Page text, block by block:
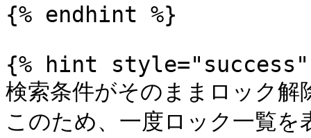
{% endhint %}
{% hint style="success"
検索条件がそのままロック
このため、一度ロック一覧